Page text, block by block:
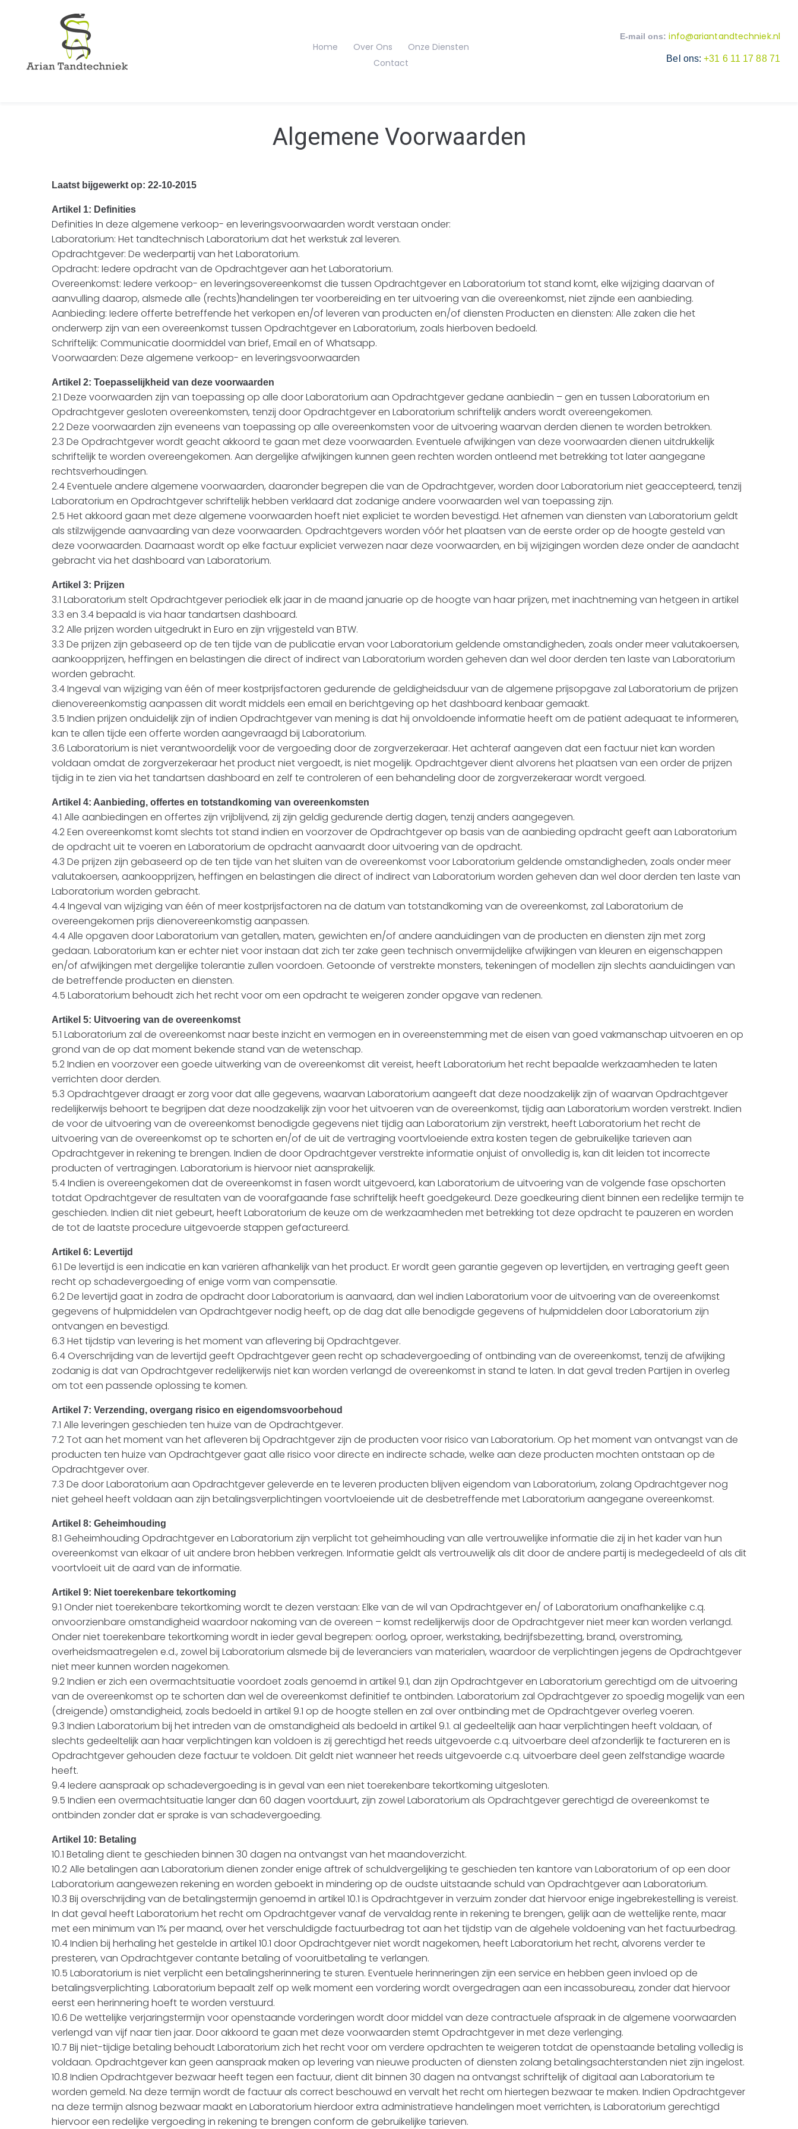
Home Over Ons
Onze Diensten
Contact
E-mail ons: info@ariantandtechniek.nl
Bel ons:+31 6 11 17 88 71
Algemene Voorwaarden
Laatst bijgewerkt op: 22-10-2015
Artikel 1: Definities
Definities In deze algemene verkoop- en leveringsvoorwaarden wordt verstaan onder:
Laboratorium: Het tandtechnisch Laboratorium dat het werkstuk zal leveren.
Opdrachtgever: De wederpartij van het Laboratorium.
Opdracht: Iedere opdracht van de Opdrachtgever aan het Laboratorium.
Overeenkomst: Iedere verkoop- en leveringsovereenkomst die tussen Opdrachtgever en Laboratorium tot stand komt, elke wijziging daarvan of
aanvulling daarop, alsmede alle (rechts)handelingen ter voorbereiding en ter uitvoering van die overeenkomst, niet zijnde een aanbieding.
Aanbieding: Iedere offerte betreffende het verkopen en/of leveren van producten en/of diensten Producten en diensten: Alle zaken die het
onderwerp zijn van een overeenkomst tussen Opdrachtgever en Laboratorium, zoals hierboven bedoeld.
Schriftelijk: Communicatie doormiddel van brief, Email en of Whatsapp.
Voorwaarden: Deze algemene verkoop- en leveringsvoorwaarden
Artikel 2: Toepasselijkheid van deze voorwaarden
2.1 Deze voorwaarden zijn van toepassing op alle door Laboratorium aan Opdrachtgever gedane aanbiedin – gen en tussen Laboratorium en
Opdrachtgever gesloten overeenkomsten, tenzij door Opdrachtgever en Laboratorium schriftelijk anders wordt overeengekomen.
2.2 Deze voorwaarden zijn eveneens van toepassing op alle overeenkomsten voor de uitvoering waarvan derden dienen te worden betrokken.
2.3 De Opdrachtgever wordt geacht akkoord te gaan met deze voorwaarden. Eventuele afwijkingen van deze voorwaarden dienen uitdrukkelijk
schriftelijk te worden overeengekomen. Aan dergelijke afwijkingen kunnen geen rechten worden ontleend met betrekking tot later aangegane
rechtsverhoudingen.
2.4 Eventuele andere algemene voorwaarden, daaronder begrepen die van de Opdrachtgever, worden door Laboratorium niet geaccepteerd, tenzij
Laboratorium en Opdrachtgever schriftelijk hebben verklaard dat zodanige andere voorwaarden wel van toepassing zijn.
2.5 Het akkoord gaan met deze algemene voorwaarden hoeft niet expliciet te worden bevestigd. Het afnemen van diensten van Laboratorium geldt
als stilzwijgende aanvaarding van deze voorwaarden. Opdrachtgevers worden vóór het plaatsen van de eerste order op de hoogte gesteld van
deze voorwaarden. Daarnaast wordt op elke factuur expliciet verwezen naar deze voorwaarden, en bij wijzigingen worden deze onder de aandacht
gebracht via het dashboard van Laboratorium.
Artikel 3: Prijzen
3.1 Laboratorium stelt Opdrachtgever periodiek elk jaar in de maand januarie op de hoogte van haar prijzen, met inachtneming van hetgeen in artikel
3.3 en 3.4 bepaald is via haar tandartsen dashboard.
3.2 Alle prijzen worden uitgedrukt in Euro en zijn vrijgesteld van BTW.
3.3 De prijzen zijn gebaseerd op de ten tijde van de publicatie ervan voor Laboratorium geldende omstandigheden, zoals onder meer valutakoersen,
aankoopprijzen, heffingen en belastingen die direct of indirect van Laboratorium worden geheven dan wel door derden ten laste van Laboratorium
worden gebracht.
3.4 Ingeval van wijziging van één of meer kostprijsfactoren gedurende de geldigheidsduur van de algemene prijsopgave zal Laboratorium de prijzen
dienovereenkomstig aanpassen dit wordt middels een email en berichtgeving op het dashboard kenbaar gemaakt.
3.5 Indien prijzen onduidelijk zijn of indien Opdrachtgever van mening is dat hij onvoldoende informatie heeft om de patiënt adequaat te informeren,
kan te allen tijde een offerte worden aangevraagd bij Laboratorium.
3.6 Laboratorium is niet verantwoordelijk voor de vergoeding door de zorgverzekeraar. Het achteraf aangeven dat een factuur niet kan worden
voldaan omdat de zorgverzekeraar het product niet vergoedt, is niet mogelijk. Opdrachtgever dient alvorens het plaatsen van een order de prijzen
tijdig in te zien via het tandartsen dashboard en zelf te controleren of een behandeling door de zorgverzekeraar wordt vergoed.
Artikel 4: Aanbieding, offertes en totstandkoming van overeenkomsten
4.1 Alle aanbiedingen en offertes zijn vrijblijvend, zij zijn geldig gedurende dertig dagen, tenzij anders aangegeven.
4.2 Een overeenkomst komt slechts tot stand indien en voorzover de Opdrachtgever op basis van de aanbieding opdracht geeft aan Laboratorium
de opdracht uit te voeren en Laboratorium de opdracht aanvaardt door uitvoering van de opdracht.
4.3 De prijzen zijn gebaseerd op de ten tijde van het sluiten van de overeenkomst voor Laboratorium geldende omstandigheden, zoals onder meer
valutakoersen, aankoopprijzen, heffingen en belastingen die direct of indirect van Laboratorium worden geheven dan wel door derden ten laste van
Laboratorium worden gebracht.
4.4 Ingeval van wijziging van één of meer kostprijsfactoren na de datum van totstandkoming van de overeenkomst, zal Laboratorium de
overeengekomen prijs dienovereenkomstig aanpassen.
4.4 Alle opgaven door Laboratorium van getallen, maten, gewichten en/of andere aanduidingen van de producten en diensten zijn met zorg
gedaan. Laboratorium kan er echter niet voor instaan dat zich ter zake geen technisch onvermijdelijke afwijkingen van kleuren en eigenschappen
en/of afwijkingen met dergelijke tolerantie zullen voordoen. Getoonde of verstrekte monsters, tekeningen of modellen zijn slechts aanduidingen van
de betreffende producten en diensten.
4.5 Laboratorium behoudt zich het recht voor om een opdracht te weigeren zonder opgave van redenen.
Artikel 5: Uitvoering van de overeenkomst
5.1 Laboratorium zal de overeenkomst naar beste inzicht en vermogen en in overeenstemming met de eisen van goed vakmanschap uitvoeren en op
grond van de op dat moment bekende stand van de wetenschap.
5.2 Indien en voorzover een goede uitwerking van de overeenkomst dit vereist, heeft Laboratorium het recht bepaalde werkzaamheden te laten
verrichten door derden.
5.3 Opdrachtgever draagt er zorg voor dat alle gegevens, waarvan Laboratorium aangeeft dat deze noodzakelijk zijn of waarvan Opdrachtgever
redelijkerwijs behoort te begrijpen dat deze noodzakelijk zijn voor het uitvoeren van de overeenkomst, tijdig aan Laboratorium worden verstrekt. Indien
de voor de uitvoering van de overeenkomst benodigde gegevens niet tijdig aan Laboratorium zijn verstrekt, heeft Laboratorium het recht de
uitvoering van de overeenkomst op te schorten en/of de uit de vertraging voortvloeiende extra kosten tegen de gebruikelijke tarieven aan
Opdrachtgever in rekening te brengen. Indien de door Opdrachtgever verstrekte informatie onjuist of onvolledig is, kan dit leiden tot incorrecte
producten of vertragingen. Laboratorium is hiervoor niet aansprakelijk.
5.4 Indien is overeengekomen dat de overeenkomst in fasen wordt uitgevoerd, kan Laboratorium de uitvoering van de volgende fase opschorten
totdat Opdrachtgever de resultaten van de voorafgaande fase schriftelijk heeft goedgekeurd. Deze goedkeuring dient binnen een redelijke termijn te
geschieden. Indien dit niet gebeurt, heeft Laboratorium de keuze om de werkzaamheden met betrekking tot deze opdracht te pauzeren en worden
de tot de laatste procedure uitgevoerde stappen gefactureerd.
Artikel 6: Levertijd
6.1 De levertijd is een indicatie en kan variëren afhankelijk van het product. Er wordt geen garantie gegeven op levertijden, en vertraging geeft geen
recht op schadevergoeding of enige vorm van compensatie.
6.2 De levertijd gaat in zodra de opdracht door Laboratorium is aanvaard, dan wel indien Laboratorium voor de uitvoering van de overeenkomst
gegevens of hulpmiddelen van Opdrachtgever nodig heeft, op de dag dat alle benodigde gegevens of hulpmiddelen door Laboratorium zijn
ontvangen en bevestigd.
6.3 Het tijdstip van levering is het moment van aflevering bij Opdrachtgever.
6.4 Overschrijding van de levertijd geeft Opdrachtgever geen recht op schadevergoeding of ontbinding van de overeenkomst, tenzij de afwijking
zodanig is dat van Opdrachtgever redelijkerwijs niet kan worden verlangd de overeenkomst in stand te laten. In dat geval treden Partijen in overleg
om tot een passende oplossing te komen.
Artikel 7: Verzending, overgang risico en eigendomsvoorbehoud
7.1 Alle leveringen geschieden ten huize van de Opdrachtgever.
7.2 Tot aan het moment van het afleveren bij Opdrachtgever zijn de producten voor risico van Laboratorium. Op het moment van ontvangst van de
producten ten huize van Opdrachtgever gaat alle risico voor directe en indirecte schade, welke aan deze producten mochten ontstaan op de
Opdrachtgever over.
7.3 De door Laboratorium aan Opdrachtgever geleverde en te leveren producten blijven eigendom van Laboratorium, zolang Opdrachtgever nog
niet geheel heeft voldaan aan zijn betalingsverplichtingen voortvloeiende uit de desbetreffende met Laboratorium aangegane overeenkomst.
Artikel 8: Geheimhouding
8.1 Geheimhouding Opdrachtgever en Laboratorium zijn verplicht tot geheimhouding van alle vertrouwelijke informatie die zij in het kader van hun
overeenkomst van elkaar of uit andere bron hebben verkregen. Informatie geldt als vertrouwelijk als dit door de andere partij is medegedeeld of als dit
voortvloeit uit de aard van de informatie.
Artikel 9: Niet toerekenbare tekortkoming
9.1 Onder niet toerekenbare tekortkoming wordt te dezen verstaan: Elke van de wil van Opdrachtgever en/ of Laboratorium onafhankelijke c.q.
onvoorzienbare omstandigheid waardoor nakoming van de overeen – komst redelijkerwijs door de Opdrachtgever niet meer kan worden verlangd.
Onder niet toerekenbare tekortkoming wordt in ieder geval begrepen: oorlog, oproer, werkstaking, bedrijfsbezetting, brand, overstroming,
overheidsmaatregelen e.d., zowel bij Laboratorium alsmede bij de leveranciers van materialen, waardoor de verplichtingen jegens de Opdrachtgever
niet meer kunnen worden nagekomen.
9.2 Indien er zich een overmachtsituatie voordoet zoals genoemd in artikel 9.1, dan zijn Opdrachtgever en Laboratorium gerechtigd om de uitvoering
van de overeenkomst op te schorten dan wel de overeenkomst definitief te ontbinden. Laboratorium zal Opdrachtgever zo spoedig mogelijk van een
(dreigende) omstandigheid, zoals bedoeld in artikel 9.1 op de hoogte stellen en zal over ontbinding met de Opdrachtgever overleg voeren.
9.3 Indien Laboratorium bij het intreden van de omstandigheid als bedoeld in artikel 9.1. al gedeeltelijk aan haar verplichtingen heeft voldaan, of
slechts gedeeltelijk aan haar verplichtingen kan voldoen is zij gerechtigd het reeds uitgevoerde c.q. uitvoerbare deel afzonderlijk te factureren en is
Opdrachtgever gehouden deze factuur te voldoen. Dit geldt niet wanneer het reeds uitgevoerde c.q. uitvoerbare deel geen zelfstandige waarde
heeft.
9.4 Iedere aanspraak op schadevergoeding is in geval van een niet toerekenbare tekortkoming uitgesloten.
9.5 Indien een overmachtsituatie langer dan 60 dagen voortduurt, zijn zowel Laboratorium als Opdrachtgever gerechtigd de overeenkomst te
ontbinden zonder dat er sprake is van schadevergoeding.
Artikel 10: Betaling
10.1 Betaling dient te geschieden binnen 30 dagen na ontvangst van het maandoverzicht.
10.2 Alle betalingen aan Laboratorium dienen zonder enige aftrek of schuldvergelijking te geschieden ten kantore van Laboratorium of op een door
Laboratorium aangewezen rekening en worden geboekt in mindering op de oudste uitstaande schuld van Opdrachtgever aan Laboratorium.
10.3 Bij overschrijding van de betalingstermijn genoemd in artikel 10.1 is Opdrachtgever in verzuim zonder dat hiervoor enige ingebrekestelling is vereist.
In dat geval heeft Laboratorium het recht om Opdrachtgever vanaf de vervaldag rente in rekening te brengen, gelijk aan de wettelijke rente, maar
met een minimum van 1% per maand, over het verschuldigde factuurbedrag tot aan het tijdstip van de algehele voldoening van het factuurbedrag.
10.4 Indien bij herhaling het gestelde in artikel 10.1 door Opdrachtgever niet wordt nagekomen, heeft Laboratorium het recht, alvorens verder te
presteren, van Opdrachtgever contante betaling of vooruitbetaling te verlangen.
10.5 Laboratorium is niet verplicht een betalingsherinnering te sturen. Eventuele herinneringen zijn een service en hebben geen invloed op de
betalingsverplichting. Laboratorium bepaalt zelf op welk moment een vordering wordt overgedragen aan een incassobureau, zonder dat hiervoor
eerst een herinnering hoeft te worden verstuurd.
10.6 De wettelijke verjaringstermijn voor openstaande vorderingen wordt door middel van deze contractuele afspraak in de algemene voorwaarden
verlengd van vijf naar tien jaar. Door akkoord te gaan met deze voorwaarden stemt Opdrachtgever in met deze verlenging.
10.7 Bij niet-tijdige betaling behoudt Laboratorium zich het recht voor om verdere opdrachten te weigeren totdat de openstaande betaling volledig is
voldaan. Opdrachtgever kan geen aanspraak maken op levering van nieuwe producten of diensten zolang betalingsachterstanden niet zijn ingelost.
10.8 Indien Opdrachtgever bezwaar heeft tegen een factuur, dient dit binnen 30 dagen na ontvangst schriftelijk of digitaal aan Laboratorium te
worden gemeld. Na deze termijn wordt de factuur als correct beschouwd en vervalt het recht om hiertegen bezwaar te maken. Indien Opdrachtgever
na deze termijn alsnog bezwaar maakt en Laboratorium hierdoor extra administratieve handelingen moet verrichten, is Laboratorium gerechtigd
hiervoor een redelijke vergoeding in rekening te brengen conform de gebruikelijke tarieven.